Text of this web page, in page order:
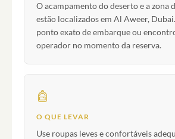
O acampamento do deserto e a zona
estão localizados em Al Aweer,
ponto exato de embarque ou
operador no momento da reserva.
O QUE LEVAR
Use roupas leves e confortáveis